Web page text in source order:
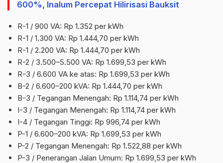
600%, Inalum Percepat Hilirisasi Bauksit
R-1 / 900 VA: Rp 1.352 per kWh
R-1 / 1.300 VA: Rp 1.444,70 per kWh
R-1 / 2.200 VA: Rp 1.444,70 per kWh
R-2 / 3.500–5.500 VA: Rp 1.699,53 per kWh
R-3 / 6.600 VA ke atas: Rp 1.699,53 per kWh
B-2 / 6.600–200 kVA: Rp 1.444,70 per kWh
B-3 / Tegangan Menengah: Rp 1.114,74 per kWh
I-3 / Tegangan Menengah: Rp 1.114,74 per kWh
I-4 / Tegangan Tinggi: Rp 996,74 per kWh
P-1 / 6.600–200 kVA: Rp 1.699,53 per kWh
P-2 / Tegangan Menengah: Rp 1.522,88 per kWh
P-3 / Penerangan Jalan Umum: Rp 1.699,53 per kWh